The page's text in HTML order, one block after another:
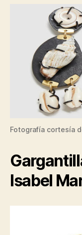
Fotografía cortesía
Isabel